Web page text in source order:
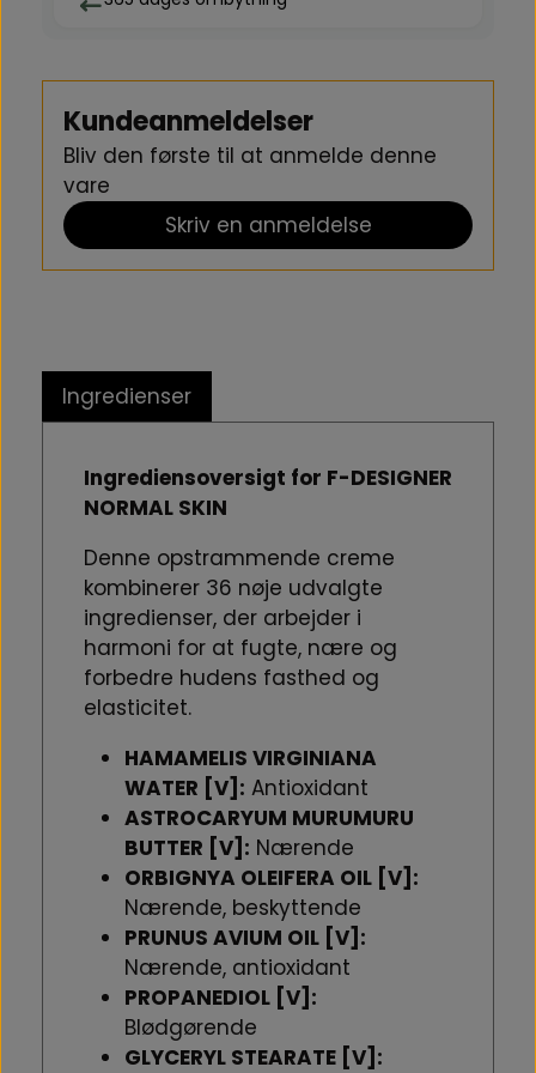
beskytte formlen mod temperatur- og lysudsving.
Kundeanmeldelser
Bliv den første til at anmelde denne
vare
Skriv en anmeldelse
Ingredienser
Ingrediensoversigt for F-DESIGNER
NORMAL SKIN
Denne opstrammende creme
kombinerer 36 nøje udvalgte
ingredienser, der arbejder i
harmoni for at fugte, nære og
forbedre hudens fasthed og
elasticitet.
HAMAMELIS VIRGINIANA
WATER [V]: Antioxidant
ASTROCARYUM MURUMURU
BUTTER [V]: Nærende
ORBIGNYA OLEIFERA OIL [V]:
Nærende, beskyttende
PRUNUS AVIUM OIL [V]:
Nærende, antioxidant
PROPANEDIOL [V]:
Blødgørende
GLYCERYL STEARATE [V]: